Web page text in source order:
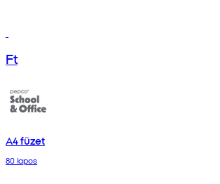
Ft
A4 füzet
80 lapos